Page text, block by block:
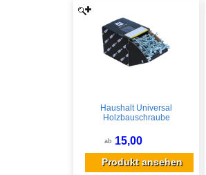
Haushalt Universal
Holzbauschraube
Pz2 500 Stk. (
000051371189 ) Silber
Verzinkt Kreuzschlitz Pozidriv
Senkkopf Vollgewinde
ab 15,00
Produkt ansehen